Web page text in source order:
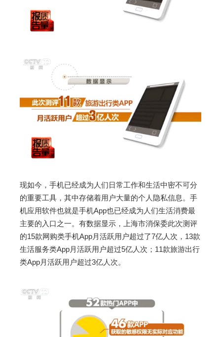
现如今，手机已经成为人们日常工作和生活中密不可分
的重要工具，其中存储着用户大量的个人隐私信息。手
机应用软件也就是手机App也已经成为人们生活消费最
主要的入口之一。有数据显示，上海市消保委此次测评
的15款网购类手机App月活跃用户超过了7亿人次，13款
生活服务类App月活跃用户超过5亿人次；11款旅游出行
类App月活跃用户超过3亿人次。